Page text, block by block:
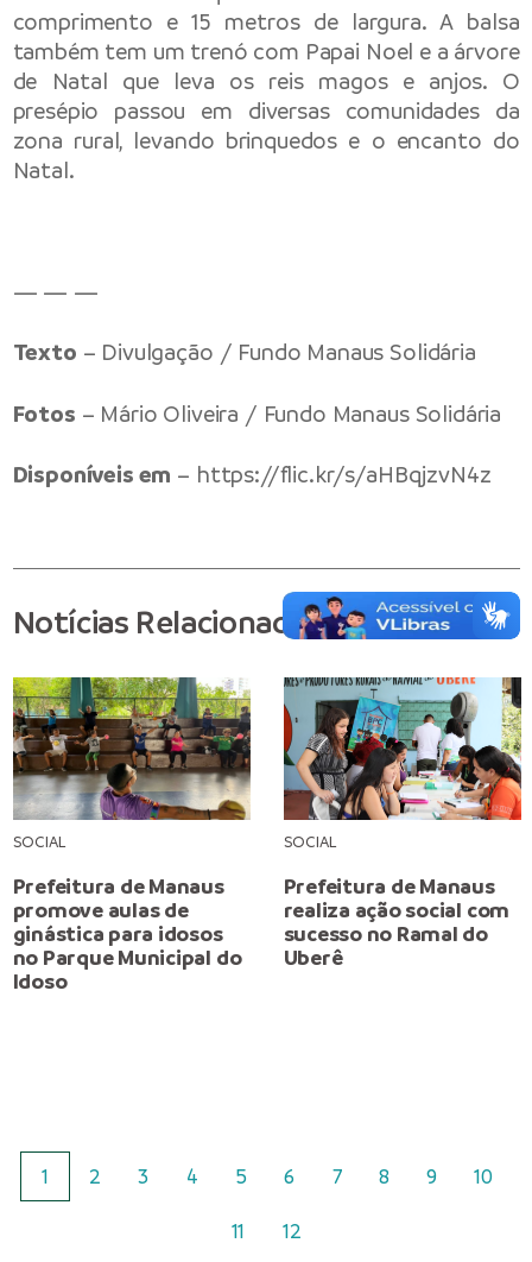
comprimento e 15 metros de largura. A balsa
também tem um trenó com Papai Noel e a árvore
de Natal que leva os reis magos e anjos. O
presépio passou em diversas comunidades da
zona rural, levando brinquedos e o encanto do
Natal.
— — —
Texto – Divulgação / Fundo Manaus Solidária
Fotos – Mário Oliveira / Fundo Manaus Solidária
Disponíveis em – https://flic.kr/s/aHBqjzvN4z
Notícias Relacionadas
SOCIAL
Prefeitura de Manaus
promove aulas de
ginástica para idosos
no Parque Municipal do
Idoso
SOCIAL
Prefeitura de Manaus
realiza ação social com
sucesso no Ramal do
Uberê
1 2 3 4 5 6 7 8 9 10
11 12